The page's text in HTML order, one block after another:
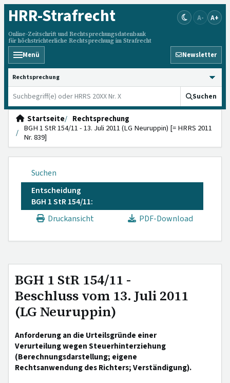
HRR-Strafrecht
Online-Zeitschrift und Rechtsprechungsdatenbank
für höchstrichterliche Rechtsprechung im Strafrecht
A- A+
Menü Newsletter
HRRS durchsuchen
Suchen
Startseite
Rechtsprechung
BGH 1 StR 154/11 - 13. Juli 2011 (LG Neuruppin) [= HRRS 2011
Nr. 839]
Suchen
Entscheidung
BGH 1 StR 154/11:
Druckansicht
PDF-Download
BGH 1 StR 154/11 -
Beschluss vom 13. Juli 2011
(LG Neuruppin)
Anforderung an die Urteilsgründe einer
Verurteilung wegen Steuerhinterziehung
(Berechnungsdarstellung; eigene
Rechtsanwendung des Richters; Verständigung).